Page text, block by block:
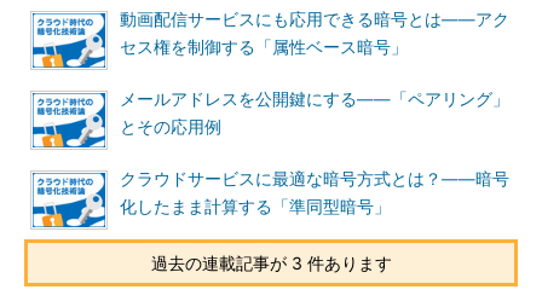
ンバーの全パターンをチェックするのに、24秒しかかからな
いということになります。マイナンバーのSHA-1ハッシュ値が
分かると、その程度の時間で元の値が分かってしまうのです。
最新のSHA-3を使ったとしても、やはり5分足らずで元の値が
見つかってしまいます。
少ないときには危険であることを把握しておきましょう。
企業や研究所の取り組みの紹介
動画配信サービスにも応用できる暗号とは――アク
セス権を制御する「属性ベース暗号」
メールアドレスを公開鍵にする――「ペアリング」
とその応用例
クラウドサービスに最適な暗号方式とは？――暗号
化したまま計算する「準同型暗号」
過去の連載記事が 3 件あります